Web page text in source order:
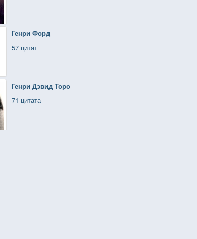
Генри Форд
57 цитат
Генри Дэвид Торо
71 цитата